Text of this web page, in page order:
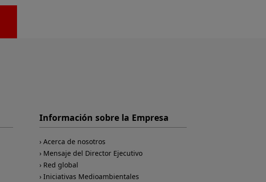
Información sobre la Empresa
Acerca de nosotros
Mensaje del Director Ejecutivo
Red global
Iniciativas Medioambientales